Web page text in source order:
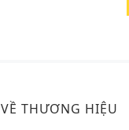
VỀ THƯƠNG HIỆU